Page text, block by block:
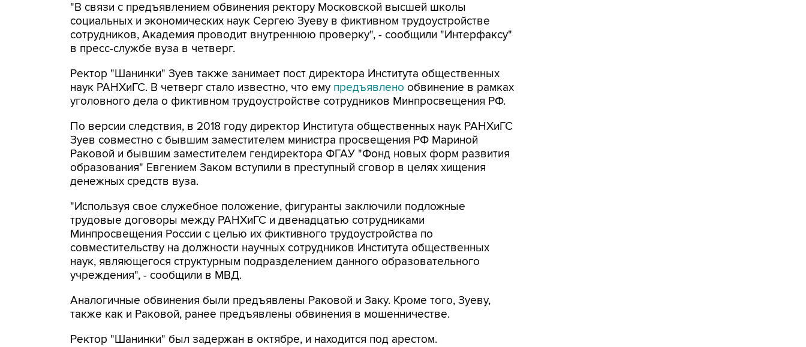
"В связи с предъявлением обвинения ректору Московской высшей школы
социальных и экономических наук Сергею Зуеву в фиктивном трудоустройстве
сотрудников, Академия проводит внутреннюю проверку", - сообщили "Интерфаксу"
в пресс-службе вуза в четверг.
Ректор "Шанинки" Зуев также занимает пост директора Института общественных
наук РАНХиГС. В четверг стало известно, что ему предъявлено обвинение в рамках
уголовного дела о фиктивном трудоустройстве сотрудников Минпросвещения РФ.
По версии следствия, в 2018 году директор Института общественных наук РАНХиГС
Зуев совместно с бывшим заместителем министра просвещения РФ Мариной
Раковой и бывшим заместителем гендиректора ФГАУ "Фонд новых форм развития
образования" Евгением Заком вступили в преступный сговор в целях хищения
денежных средств вуза.
"Используя свое служебное положение, фигуранты заключили подложные
трудовые договоры между РАНХиГС и двенадцатью сотрудниками
Минпросвещения России с целью их фиктивного трудоустройства по
совместительству на должности научных сотрудников Института общественных
наук, являющегося структурным подразделением данного образовательного
учреждения", - сообщили в МВД.
Аналогичные обвинения были предъявлены Раковой и Заку. Кроме того, Зуеву,
также как и Раковой, ранее предъявлены обвинения в мошенничестве.
Ректор "Шанинки" был задержан в октябре, и находится под арестом.